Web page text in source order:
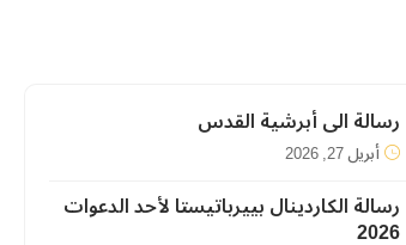
رسالة الى أبرشية القدس
أبريل 27, 2026
رسالة الكاردينال بييرباتيستا لأحد الدعوات
2026